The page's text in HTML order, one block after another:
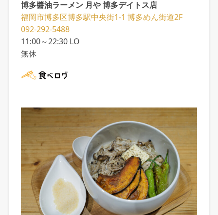
博多醬油ラーメン 月や 博多デイトス店
福岡市博多区博多駅中央街1-1 博多めん街道2F
092-292-5488
11:00～22:30 LO
無休